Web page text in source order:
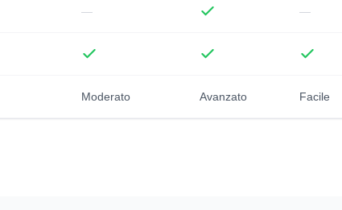
— —
Moderato Avanzato Facile